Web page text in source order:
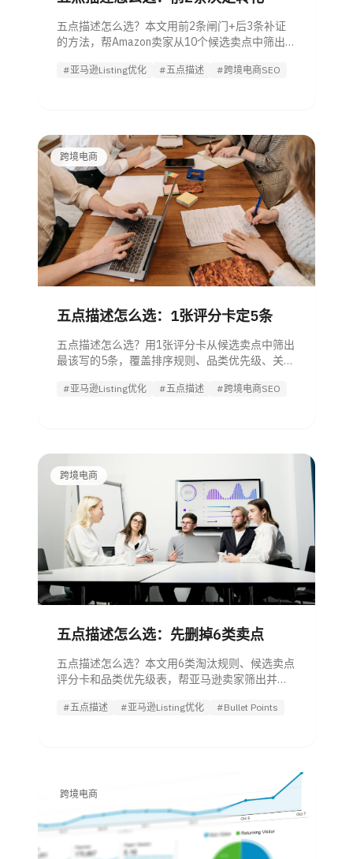
五点描述怎么选？本文用前2条闸门+后3条补证
的方法，帮Amazon卖家从10个候选卖点中筛出最
详情页。
#亚马逊Listing优化 #五点描述 #跨境电商SEO
跨境电商
五点描述怎么选：1张评分卡定5条
五点描述怎么选？用1张评分卡从候选卖点中筛出
最该写的5条，覆盖排序规则、品类优先级、关键
#亚马逊Listing优化 #五点描述 #跨境电商SEO
跨境电商
五点描述怎么选：先删掉6类卖点
五点描述怎么选？本文用6类淘汰规则、候选卖点
评分卡和品类优先级表，帮亚马逊卖家筛出并排
#五点描述 #亚马逊Listing优化 #Bullet Points
跨境电商